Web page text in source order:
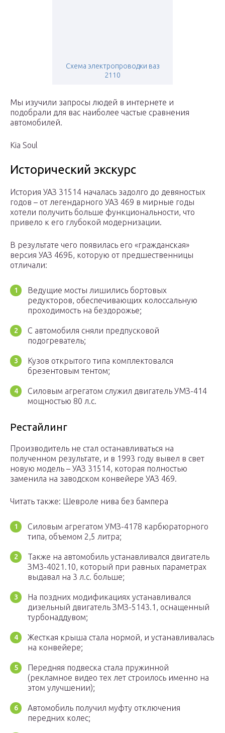
Схема электропроводки ваз
2110
Мы изучили запросы людей в интернете и
подобрали для вас наиболее частые сравнения
автомобилей.
Kia Soul
Исторический экскурс
История УАЗ 31514 началась задолго до девяностых
годов – от легендарного УАЗ 469 в мирные годы
хотели получить больше функциональности, что
привело к его глубокой модернизации.
В результате чего появилась его «гражданская»
версия УАЗ 469Б, которую от предшественницы
отличали:
Ведущие мосты лишились бортовых
редукторов, обеспечивающих колоссальную
проходимость на бездорожье;
С автомобиля сняли предпусковой
подогреватель;
Кузов открытого типа комплектовался
брезентовым тентом;
Силовым агрегатом служил двигатель УМЗ-414
мощностью 80 л.с.
Рестайлинг
Производитель не стал останавливаться на
полученном результате, и в 1993 году вывел в свет
новую модель – УАЗ 31514, которая полностью
заменила на заводском конвейере УАЗ 469.
Читать также: Шевроле нива без бампера
Силовым агрегатом УМЗ-4178 карбюраторного
типа, объемом 2,5 литра;
Также на автомобиль устанавливался двигатель
ЗМ3-4021.10, который при равных параметрах
выдавал на 3 л.с. больше;
На поздних модификациях устанавливался
дизельный двигатель ЗМЗ-5143.1, оснащенный
турбонаддувом;
Жесткая крыша стала нормой, и устанавливалась
на конвейере;
Передняя подвеска стала пружинной
(рекламное видео тех лет строилось именно на
этом улучшении);
Автомобиль получил муфту отключения
передних колес;